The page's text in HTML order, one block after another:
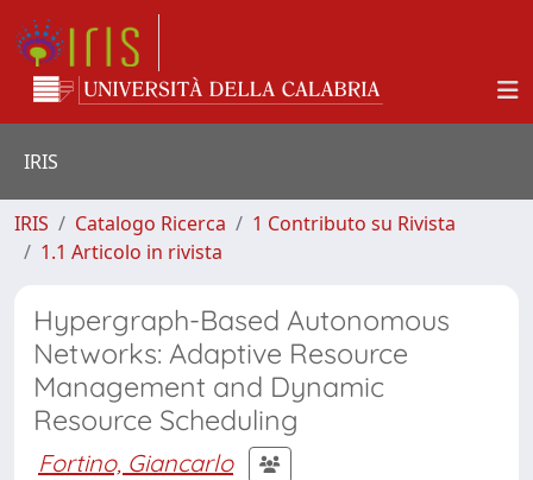
IRIS
IRIS Catalogo Ricerca
1 Contributo su Rivista
1.1 Articolo in rivista
Hypergraph-Based Autonomous
Networks: Adaptive Resource
Management and Dynamic
Resource Scheduling
Fortino, Giancarlo